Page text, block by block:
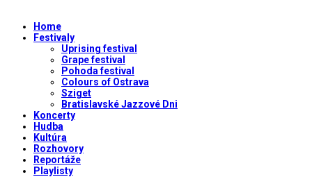
Home
Festivaly
Uprising festival
Grape festival
Pohoda festival
Colours of Ostrava
Sziget
Bratislavské Jazzové Dni
Koncerty
Hudba
Kultúra
Rozhovory
Reportáže
Playlisty